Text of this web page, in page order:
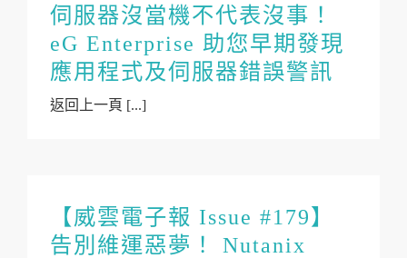
伺服器沒當機不代表沒事！
eG Enterprise 助您早期發現
應用程式及伺服器錯誤警訊
返回上一頁 [...]
【威雲電子報 Issue #179】
告別維運惡夢！ Nutanix